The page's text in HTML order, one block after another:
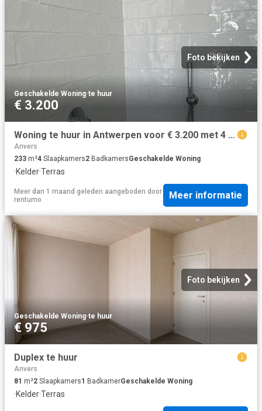
Foto bekijken
Geschakelde Woning·te huur
€ 3.200
Woning te huur in Antwerpen voor € 3.200 met 4 slaapkamers
Anvers
233 m²4 Slaapkamers2 BadkamersGeschakelde Woning
·Kelder·Terras
Meer dan 1 maand geleden aangeboden door
rentumo
Meer informatie
Foto bekijken
Geschakelde Woning·te huur
€ 975
Duplex te huur
Anvers
81 m²2 Slaapkamers1 BadkamerGeschakelde Woning
·Kelder·Terras